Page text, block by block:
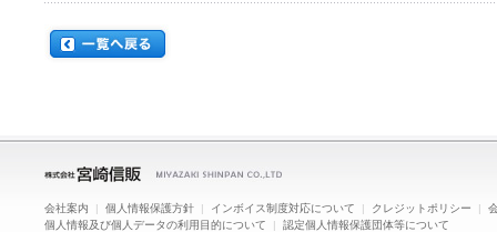
会社案内 | 個人情報保護方針 | インボイス制度対応について | クレジットポリシー |
個人情報及び個人データの利用目的について | 認定個人情報保護団体等について